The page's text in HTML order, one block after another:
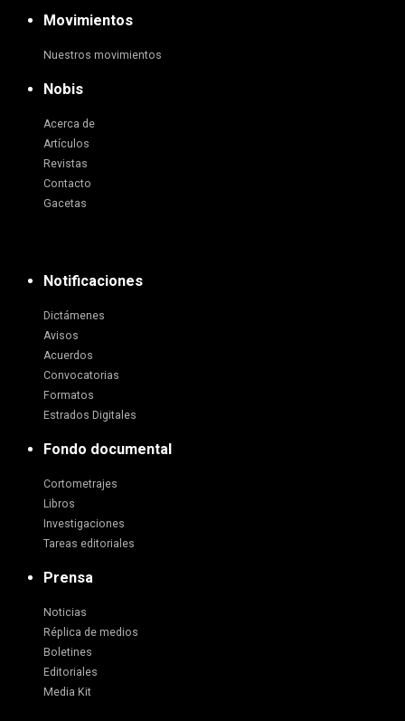
Movimientos
Nuestros movimientos
Nobis
Acerca de
Artículos
Revistas
Contacto
Gacetas
Notificaciones
Dictámenes
Avisos
Acuerdos
Convocatorias
Formatos
Estrados Digitales
Fondo documental
Cortometrajes
Libros
Investigaciones
Tareas editoriales
Prensa
Noticias
Réplica de medios
Boletines
Editoriales
Media Kit